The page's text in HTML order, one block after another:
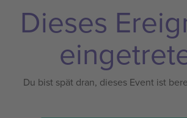
Dieses
Du bist spät dran, dieses Event ist